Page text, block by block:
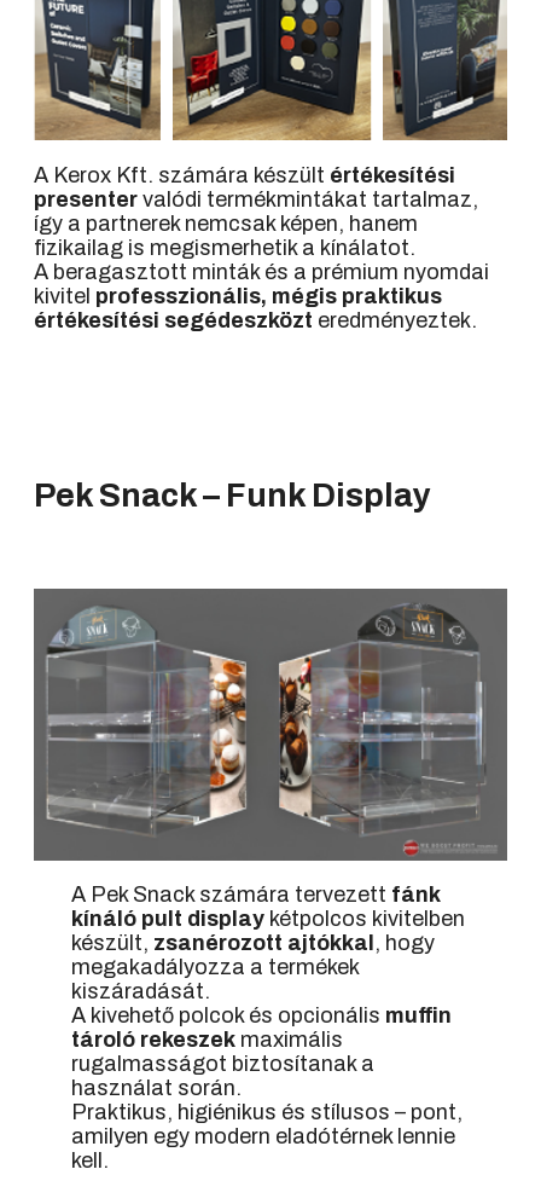
A Kerox Kft. számára készült értékesítési
presenter valódi termékmintákat tartalmaz,
így a partnerek nemcsak képen, hanem
fizikailag is megismerhetik a kínálatot.
A beragasztott minták és a prémium nyomdai
kivitel professzionális, mégis praktikus
értékesítési segédeszközt eredményeztek.
Pek Snack – Funk Display
A Pek Snack számára tervezett fánk
kínáló pult display kétpolcos kivitelben
készült, zsanérozott ajtókkal, hogy
megakadályozza a termékek
kiszáradását.
A kivehető polcok és opcionális muffin
tároló rekeszek maximális
rugalmasságot biztosítanak a
használat során.
Praktikus, higiénikus és stílusos – pont,
amilyen egy modern eladótérnek lennie
kell.